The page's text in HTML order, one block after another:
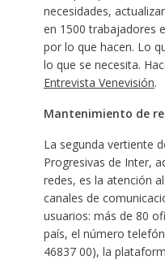
necesidades,
en 1500 trabajadores
por lo que hacen. Lo
lo que se necesita.
Entrevista Venevisión.
Mantenimiento de
La segunda vertiente
Progresivas de Inter,
redes, es la atención
canales de
usuarios: más de 80
país, el número
46837 00), la